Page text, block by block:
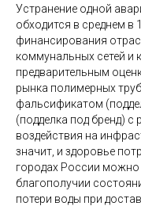
Устранение одной
обходится в среднем в
финансирования
коммунальных сетей и
предварительным
рынка полимерных
фальсификатом
(подделка под бренд) с
воздействия на
значит, и здоровье
городах России
благополучии
потери воды при